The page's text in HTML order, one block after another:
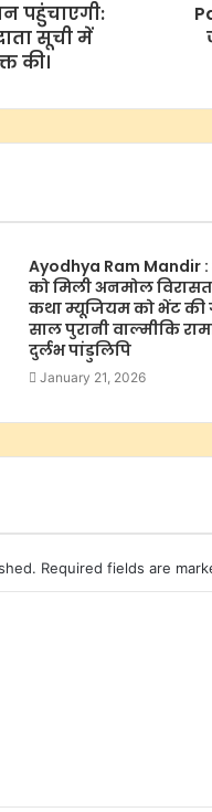
पहुंचाएगी:
सूची में
की।
Ayodhya Ram Mandir :
को मिली अनमोल विरासत
कथा म्यूजियम को भेंट की
साल पुरानी वाल्मीकि
दुर्लभ पांडुलिपि
January 21, 2026
Required fields are